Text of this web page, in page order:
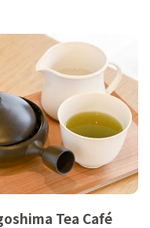
Tea Café